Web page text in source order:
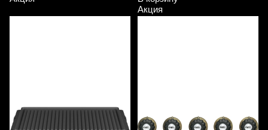
Акция